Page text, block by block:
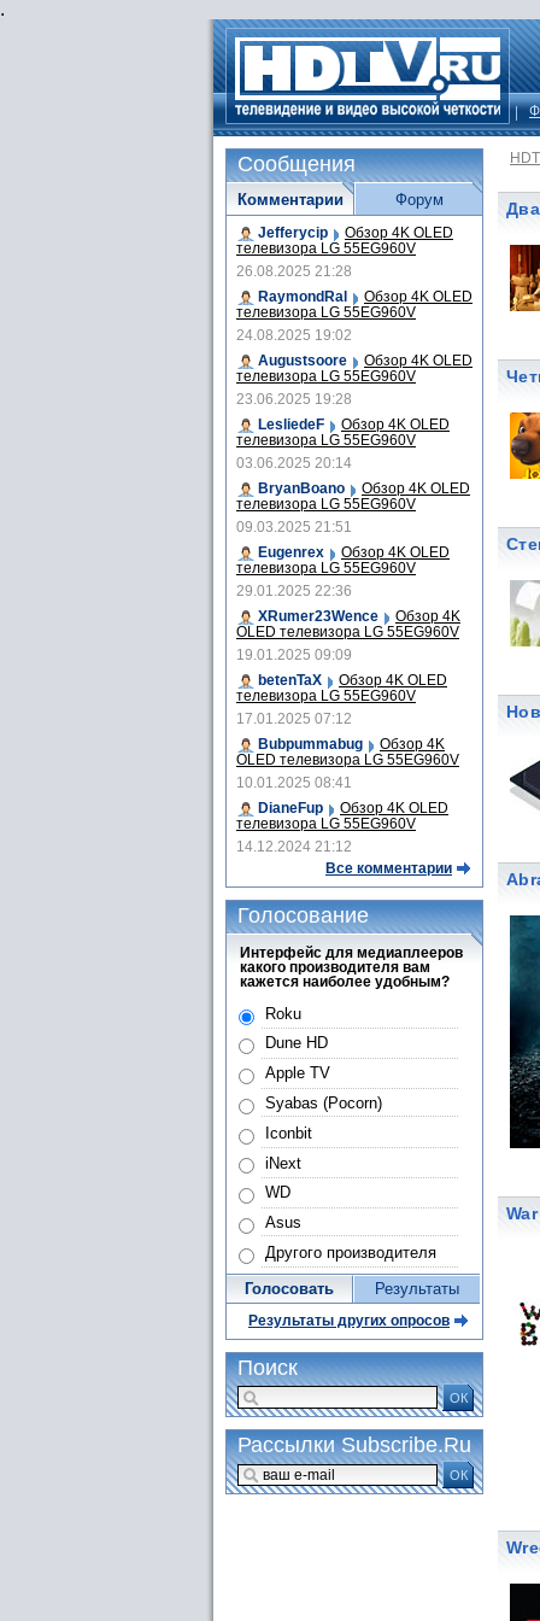
.
Сообщения
Комментарии
Jefferycip Обзор 4K OLED
телевизора LG 55EG960V
26.08.2025 21:28
RaymondRal
Обзор 4K OLED
телевизора LG 55EG960V
24.08.2025 19:02
Augustsoore
Обзор 4K OLED
телевизора LG 55EG960V
23.06.2025 19:28
LesliedeF
Обзор 4K OLED
телевизора LG 55EG960V
03.06.2025 20:14
BryanBoano
Обзор 4K OLED
телевизора LG 55EG960V
09.03.2025 21:51
Eugenrex
Обзор 4K OLED
телевизора LG 55EG960V
29.01.2025 22:36
XRumer23Wence
Обзор 4K
OLED телевизора LG 55EG960V
19.01.2025 09:09
betenTaX
Обзор 4K OLED
телевизора LG 55EG960V
17.01.2025 07:12
Bubpummabug
Обзор 4K
OLED телевизора LG 55EG960V
10.01.2025 08:41
DianeFup
Обзор 4K OLED
телевизора LG 55EG960V
14.12.2024 21:12
Все комментарии
Форум
Голосование
Интерфейс для медиаплееров
какого производителя вам
кажется наиболее удобным?
Roku
Dune HD
Apple TV
Syabas (Pocorn)
Iconbit
iNext
WD
Asus
Другого производителя
Голосовать Результаты
Результаты других опросов
Поиск
ОК
Рассылки Subscribe.Ru
ОК